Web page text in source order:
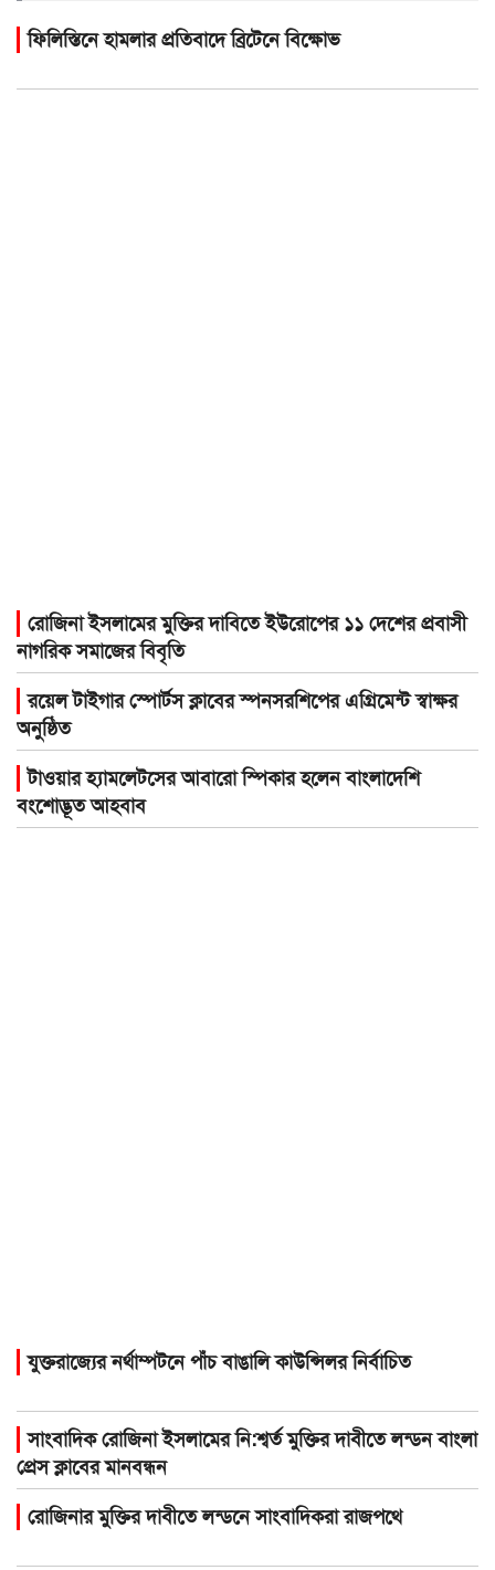
ফিলিস্তিনে হামলার প্রতিবাদে ব্রিটেনে বিক্ষোভ
রোজিনা ইসলামের মুক্তির দাবিতে ইউরোপের ১১ দেশের প্রবাসী
নাগরিক সমাজের বিবৃতি
রয়েল টাইগার স্পোর্টস ক্লাবের স্পনসরশিপের এগ্রিমেন্ট স্বাক্ষর
অনুষ্ঠিত
টাওয়ার হ্যামলেটসের আবারো স্পিকার হলেন বাংলাদেশি
বংশোদ্ভূত আহবাব
যুক্তরাজ্যের নর্থাম্পটনে পাঁচ বাঙালি কাউন্সিলর নির্বাচিত
সাংবাদিক রোজিনা ইসলামের নি:শ্বর্ত মুক্তির দাবীতে লন্ডন বাংলা
প্রেস ক্লাবের মানবন্ধন
রো‌জিনার মু‌ক্তির দাবী‌তে লন্ড‌নে সাংবা‌দিক‌রা রাজপ‌থে